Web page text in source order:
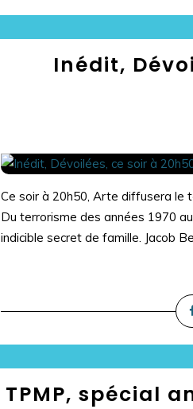
Inédit,
Ce soir à 20h50, Arte diffusera le
Du terrorisme des années 1970
indicible secret de famille. Jacob
TPMP, spécial